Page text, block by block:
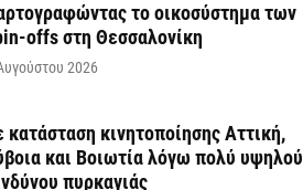
το οικοσύστημα των
offs στη Θεσσαλονίκη
2026
κατάσταση κινητοποίησης Αττική,
και Βοιωτία λόγω πολύ υψηλού
πυρκαγιάς